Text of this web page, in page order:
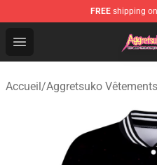
FREE shipping
Open menu
Aggretsuko Store -
Accueil/Aggretsuko Vêtements